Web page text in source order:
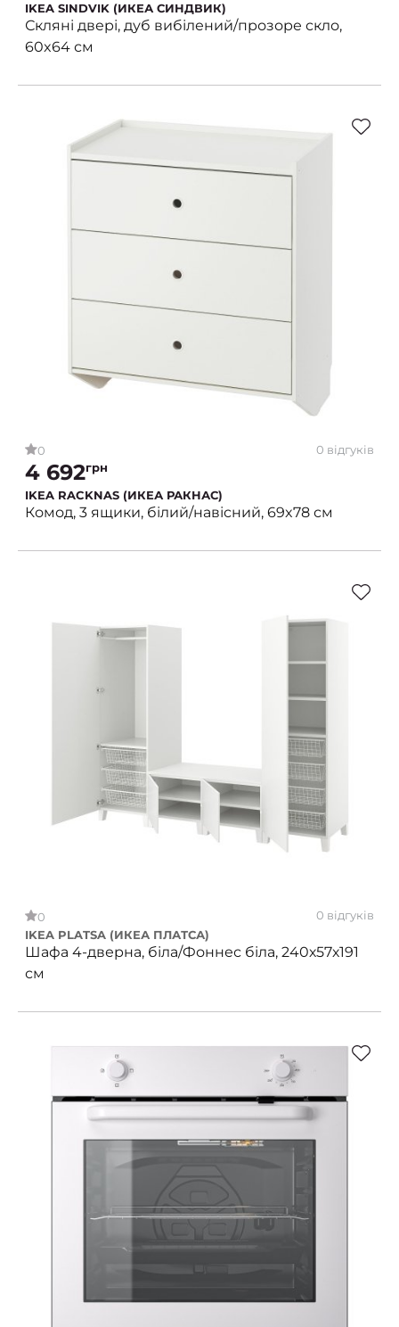
IKEA SINDVIK (ИКЕА СИНДВИК)
Скляні двері, дуб вибілений/прозоре скло,
60x64 см
0 0 відгуків
4 692грн
IKEA RACKNAS (ИКЕА РАКНАС)
Комод, 3 ящики, білий/навісний, 69x78 см
0
0 відгуків
IKEA PLATSA (ИКЕА ПЛАТСА)
Шафа 4-дверна, біла/Фоннес біла, 240х57х191
см